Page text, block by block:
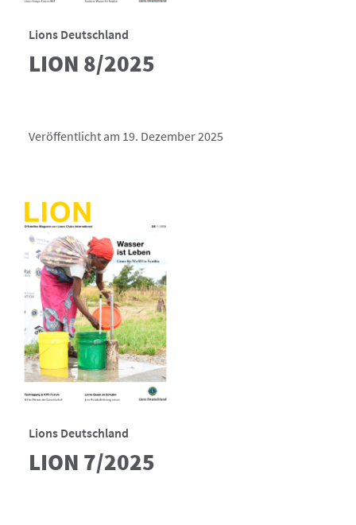
Lions Deutschland
LION 8/2025
Veröffentlicht am 19. Dezember 2025
Lions Deutschland
LION 7/2025